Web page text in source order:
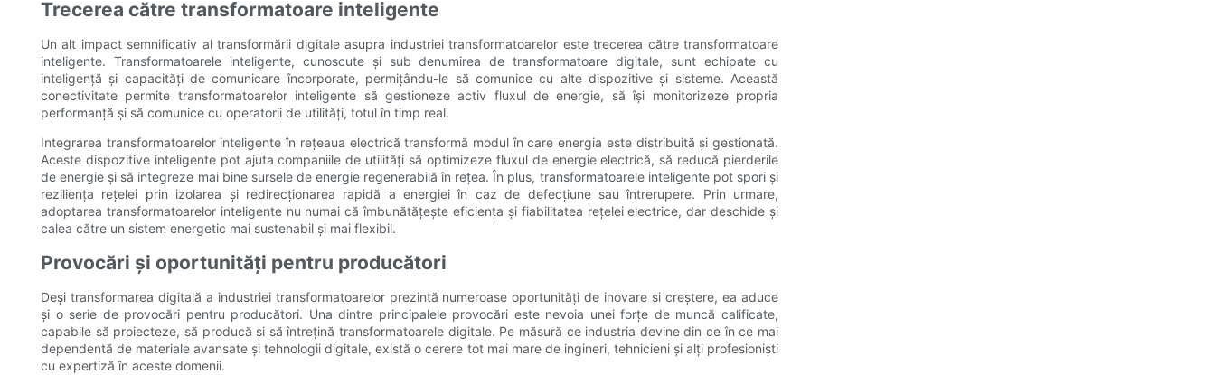
Trecerea către transformatoare inteligente
Un alt impact semnificativ al transformării digitale asupra industriei transformatoarelor este trecerea către transformatoare
inteligente. Transformatoarele inteligente, cunoscute și sub denumirea de transformatoare digitale, sunt echipate cu
inteligență și capacități de comunicare încorporate, permițându-le să comunice cu alte dispozitive și sisteme. Această
conectivitate permite transformatoarelor inteligente să gestioneze activ fluxul de energie, să își monitorizeze propria
performanță și să comunice cu operatorii de utilități, totul în timp real.
Integrarea transformatoarelor inteligente în rețeaua electrică transformă modul în care energia este distribuită și gestionată.
Aceste dispozitive inteligente pot ajuta companiile de utilități să optimizeze fluxul de energie electrică, să reducă pierderile
de energie și să integreze mai bine sursele de energie regenerabilă în rețea. În plus, transformatoarele inteligente pot spori și
reziliența rețelei prin izolarea și redirecționarea rapidă a energiei în caz de defecțiune sau întrerupere. Prin urmare,
adoptarea transformatoarelor inteligente nu numai că îmbunătățește eficiența și fiabilitatea rețelei electrice, dar deschide și
calea către un sistem energetic mai sustenabil și mai flexibil.
Provocări și oportunități pentru producători
Deși transformarea digitală a industriei transformatoarelor prezintă numeroase oportunități de inovare și creștere, ea aduce
și o serie de provocări pentru producători. Una dintre principalele provocări este nevoia unei forțe de muncă calificate,
capabile să proiecteze, să producă și să întrețină transformatoarele digitale. Pe măsură ce industria devine din ce în ce mai
dependentă de materiale avansate și tehnologii digitale, există o cerere tot mai mare de ingineri, tehnicieni și alți profesioniști
cu expertiză în aceste domenii.